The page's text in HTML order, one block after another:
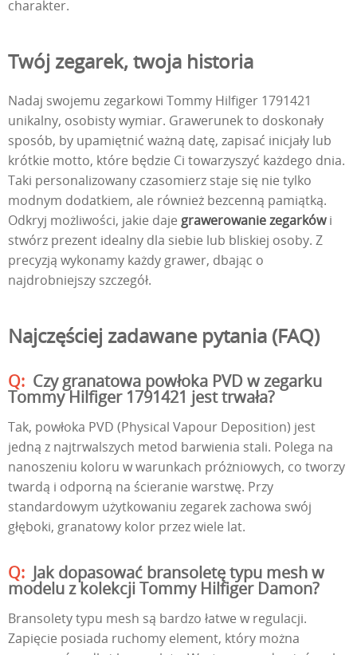
charakter.
Twój zegarek, twoja historia
Nadaj swojemu zegarkowi Tommy Hilfiger 1791421
unikalny, osobisty wymiar. Grawerunek to doskonały
sposób, by upamiętnić ważną datę, zapisać inicjały lub
krótkie motto, które będzie Ci towarzyszyć każdego dnia.
Taki personalizowany czasomierz staje się nie tylko
modnym dodatkiem, ale również bezcenną pamiątką.
Odkryj możliwości, jakie daje grawerowanie zegarkówi
stwórz prezent idealny dla siebie lub bliskiej osoby. Z
precyzją wykonamy każdy grawer, dbając o
najdrobniejszy szczegół.
Najczęściej zadawane pytania (FAQ)
Czy granatowa powłoka PVD w zegarku
Tommy Hilfiger 1791421 jest trwała?
Tak, powłoka PVD (Physical Vapour Deposition) jest
jedną z najtrwalszych metod barwienia stali. Polega na
nanoszeniu koloru w warunkach próżniowych, co tworzy
twardą i odporną na ścieranie warstwę. Przy
standardowym użytkowaniu zegarek zachowa swój
głęboki, granatowy kolor przez wiele lat.
Jak dopasować bransoletę typu mesh w
modelu z kolekcji Tommy Hilfiger Damon?
Bransolety typu mesh są bardzo łatwe w regulacji.
Zapięcie posiada ruchomy element, który można